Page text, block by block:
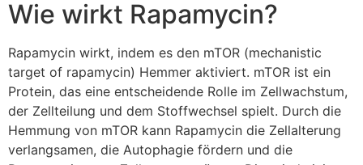
Wie wirkt Rapamycin?
Rapamycin wirkt, indem es den mTOR (mechanistic
target of rapamycin) Hemmer aktiviert. mTOR ist ein
Protein, das eine entscheidende Rolle im Zellwachstum,
der Zellteilung und dem Stoffwechsel spielt. Durch die
Hemmung von mTOR kann Rapamycin die Zellalterung
verlangsamen, die Autophagie fördern und die